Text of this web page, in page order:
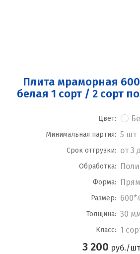
Плита мраморная
белая 1 сорт / 2 сорт
Цвет:
Минимальная партия: 5 шт
Срок отгрузки: от 3
Обработка:
Форма:
Размер:
Толщина: 30
Класс: 1
3 200 руб./шт